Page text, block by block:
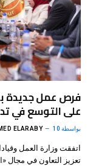
فرص عمل جديدة
على التوسع في
بواسطة ELARABY 10 أغسطس، 2026
اتفقت وزارة العمل
تعزيز التعاون في مجال